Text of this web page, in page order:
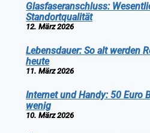
Glasfaseranschluss:
Standortqualität
12. März 2026
Lebensdauer: So alt werden
heute
11. März 2026
Internet und Handy: 50 Euro
wenig
10. März 2026